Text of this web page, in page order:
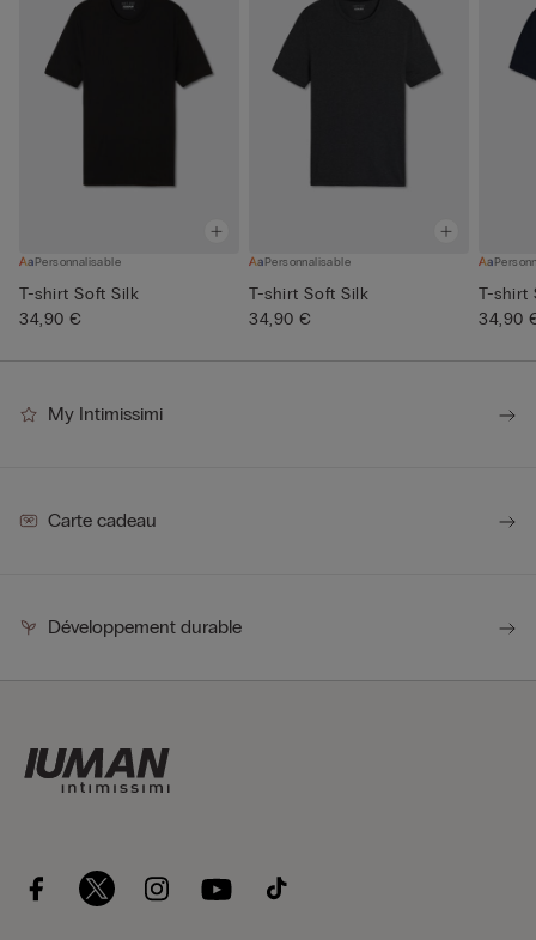
Personnalisable
T-shirt Soft Silk
34,90 €
Personnalisable
T-shirt Soft Silk
34,90 €
T-shirt
34,90
My Intimissimi
Carte cadeau
Développement durable